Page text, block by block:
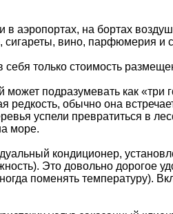
аэропортах, на бортах
сигареты, вино, парфюмерия и
только стоимость
подразумевать как «три
редкость, обычно она
успели превратиться в
море.
кондиционер,
Это довольно дорогое
поменять температуру).